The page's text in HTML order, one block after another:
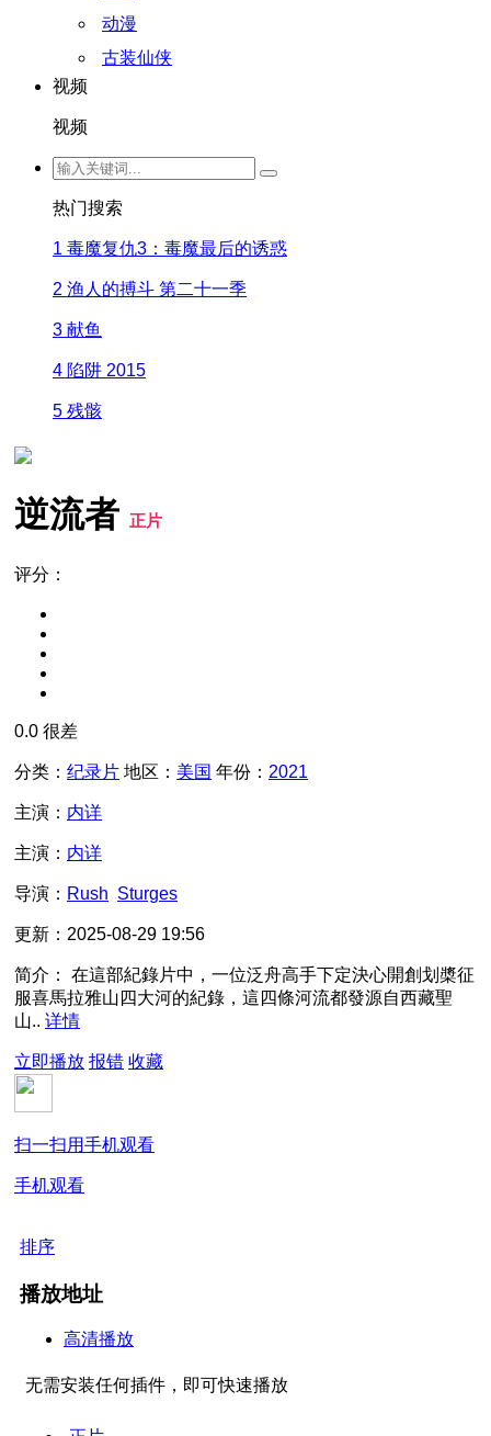
动漫
古装仙侠
视频
视频
热门搜索
1 毒魔复仇3：毒魔最后的诱惑
2 渔人的搏斗 第二十一季
3 献鱼
4 陷阱 2015
5 残骸
逆流者 正片
评分：
0.0 很差
分类： 纪录片 地区： 美国 年份： 2021
主演： 内详
主演： 内详
导演： Rush Sturges
更新： 2025-08-29 19:56
简介：
在這部紀錄片中，一位泛舟高手下定決心開創划槳征
服喜馬拉雅山四大河的紀錄，這四條河流都發源自西藏聖
山.. 详情
立即播放 报错 收藏
扫一扫用手机观看
手机观看
排序
播放地址
高清播放
无需安装任何插件，即可快速播放